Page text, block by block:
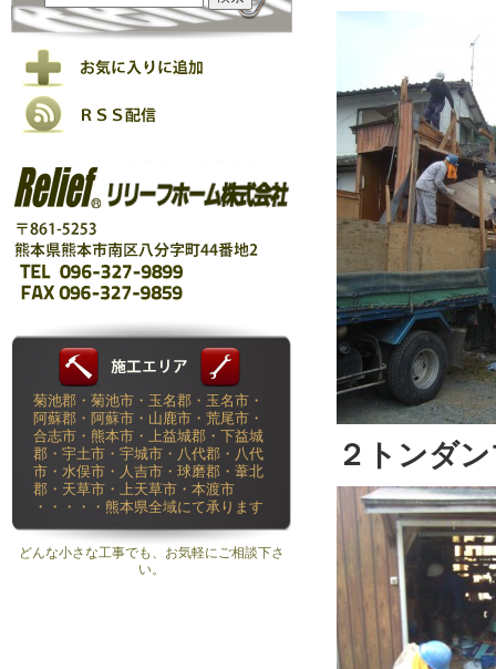
２トンダ
菊池郡・菊池市・玉名郡・玉名市・
阿蘇郡・阿蘇市・山鹿市・荒尾市・
合志市・熊本市・上益城郡・下益城
郡・宇土市・宇城市・八代郡・八代
市・水俣市・人吉市・球磨郡・葦北
郡・天草市・上天草市・本渡市
・・・・・熊本県全域にて承ります
どんな小さな工事でも、お気軽にご相談下さ
い。